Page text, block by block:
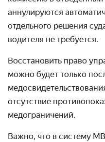
аннулируются
отдельного решения
водителя не требуется.
Восстановить право
можно будет только
отсутствие
медограничений.
Важно, что в систему